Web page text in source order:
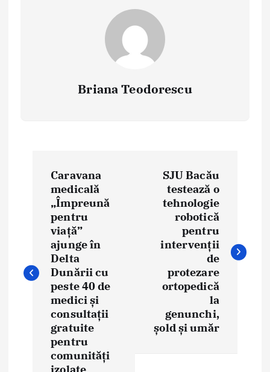
Briana Teodorescu
n
a
Caravana
medicală
„Împreună
pentru
viață”
ajunge în
Delta
Dunării cu
peste 40 de
medici și
consultații
gratuite
pentru
comunități
SJU Bacău
testează o
tehnologie
robotică
pentru
intervenții
de
protezare
ortopedică
la
genunchi,
șold și umăr